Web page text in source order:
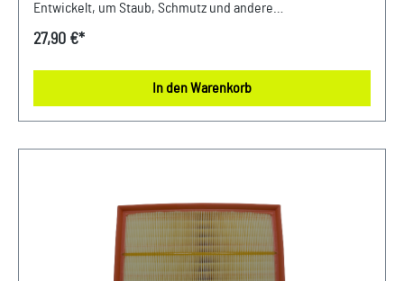
Entwickelt, um Staub, Schmutz und andere
Verunreinigungen fernzuhalten, sorgt dieser Luftfilter für
und hochwertigen Materialien gewährleistet er eine lange
Lebensdauer und zuverlässige Leistung. Halten Sie Ihren
Škoda Modellen Unser Service für Sie: Um Fehlkäufe zu
vermeiden, bieten wir Ihnen die Möglichkeit, uns vor Ihrer
Bestellung oder in der Kaufabwicklung die 17-stellige
Fahrgestellnummer(Bsp. VW: WVWZZZ... Audi: WAUZZZ...)
27,90 €*
In den Warenkorb